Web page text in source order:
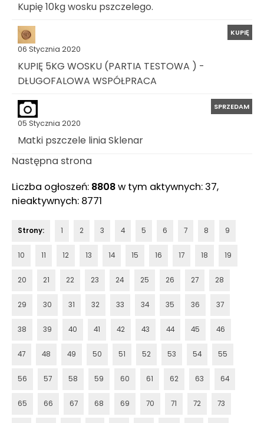
Kupię 10kg wosku pszczelego.
06 Stycznia 2020
KUPIĘ
KUPIĘ 5KG WOSKU (PARTIA TESTOWA ) -
DŁUGOFALOWA WSPÓŁPRACA
05 Stycznia 2020
SPRZEDAM
Matki pszczele linia Sklenar
Następna strona
Liczba ogłoszeń: 8808w tym aktywnych: 37,
nieaktywnych: 8771
Strony: 1 2 3 4 5 6 7 8 9
10 11 12 13 14 15 16 17 18 19
20 21 22 23 24 25 26 27 28
29 30 31 32 33 34 35 36 37
38 39 40 41 42 43 44 45 46
47 48 49 50 51 52 53 54 55
56 57 58 59 60 61 62 63 64
65 66 67 68 69 70 71 72 73